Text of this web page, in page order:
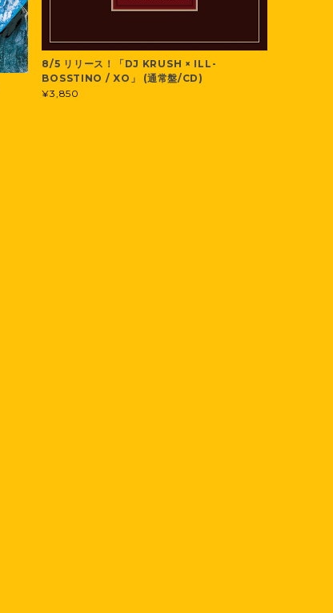
8/5 リリース！「DJ KRUSH × ILL-
BOSSTINO / XO」 (通常盤/CD)
¥3,850